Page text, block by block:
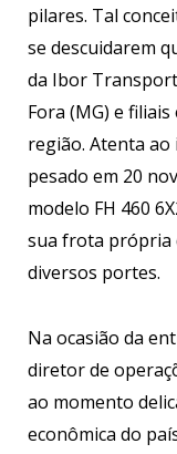
pilares. Tal
se descuidarem
da Ibor
Fora (MG) e
região. Atenta
pesado em 20
modelo FH 460
sua frota própria
diversos portes.
Na ocasião da
diretor de
ao momento
econômica do